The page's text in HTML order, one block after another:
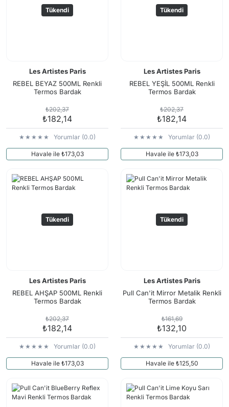
Tükendi
Les Artistes Paris
REBEL BEYAZ 500ML Renkli
Termos Bardak
₺202,37
₺182,14
Yorumlar (0.0)
Havale ile ₺173,03
Tükendi
Les Artistes Paris
REBEL YEŞİL 500ML Renkli
Termos Bardak
₺202,37
₺182,14
Yorumlar (0.0)
Havale ile ₺173,03
Tükendi
Les Artistes Paris
REBEL AHŞAP 500ML Renkli
Termos Bardak
₺202,37
₺182,14
Yorumlar (0.0)
Havale ile ₺173,03
Tükendi
Les Artistes Paris
Pull Can'it Mirror Metalik Renkli
Termos Bardak
₺161,69
₺132,10
Yorumlar (0.0)
Havale ile ₺125,50